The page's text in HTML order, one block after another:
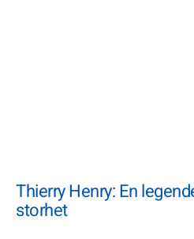
Thierry Henry: En
storhet